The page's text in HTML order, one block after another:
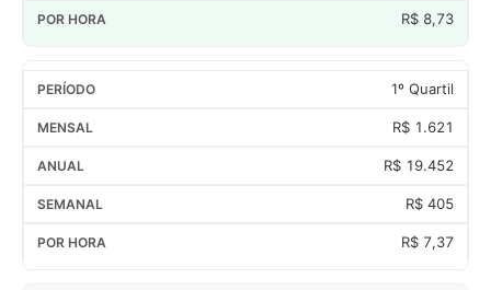
R$ 8,73
1º Quartil
R$ 1.621
R$ 19.452
R$ 405
R$ 7,37